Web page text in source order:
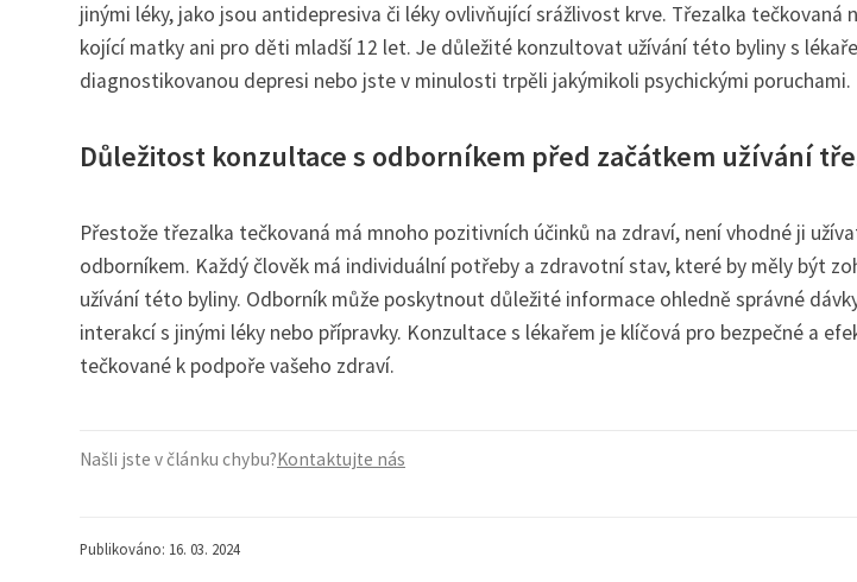
jinými léky, jako jsou antidepresiva či léky ovlivňující srážlivost krve. Třezalka tečkovaná
kojící matky ani pro děti mladší 12 let. Je důležité konzultovat užívání této byliny s
diagnostikovanou depresi nebo jste v minulosti trpěli jakýmikoli psychickými poruchami.
Důležitost konzultace s odborníkem před začátkem užívání
Přestože třezalka tečkovaná má mnoho pozitivních účinků na zdraví, není vhodné ji
odborníkem. Každý člověk má individuální potřeby a zdravotní stav, které by měly být
užívání této byliny. Odborník může poskytnout důležité informace ohledně správné
interakcí s jinými léky nebo přípravky. Konzultace s lékařem je klíčová pro bezpečné a
tečkované k podpoře vašeho zdraví.
Našli jste v článku chybu?Kontaktujte nás
Publikováno: 16. 03. 2024